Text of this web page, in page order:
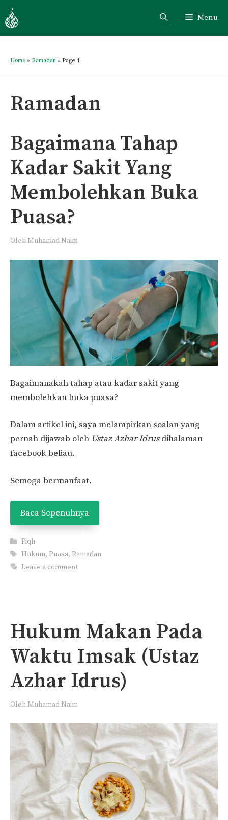
Skip
to
content
Menu
Home » Ramadan » Page 4
Ramadan
Bagaimana Tahap
Kadar Sakit Yang
Membolehkan Buka
Puasa?
OlehMuhamad Naim
Bagaimanakah tahap atau kadar sakit yang
membolehkan buka puasa?
Dalam artikel ini, saya melampirkan soalan yang
pernah dijawab oleh Ustaz Azhar Idrusdihalaman
facebook beliau.
Semoga bermanfaat.
Baca Sepenuhnya
Categories
Fiqh
Tags
Hukum,Puasa,Ramadan
Leave a comment
Hukum Makan Pada
Waktu Imsak (Ustaz
Azhar Idrus)
OlehMuhamad Naim